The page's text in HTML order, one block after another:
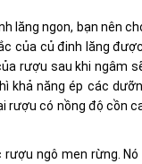
lăng ngon, bạn nên
của củ đinh lăng
rượu sau khi ngâm
khả năng ép các
rượu có nồng độ cồn
ngô men rừng.